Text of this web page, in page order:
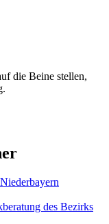
die Beine stellen,
des Bezirks